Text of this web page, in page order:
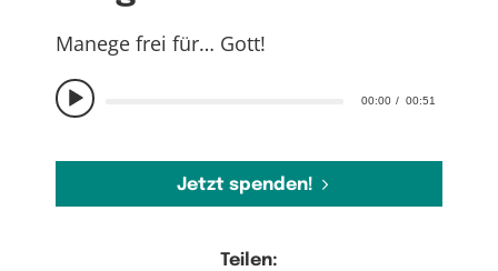
00:00 00:51
Manege frei für… Gott!
Jetzt spenden!
Teilen: